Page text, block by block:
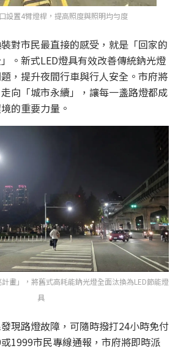
設置4臂燈桿，提高照度與照明均勻度
對市民最直接的感受，就是「回家的
。新式LED燈具有效改善傳統鈉光燈
，提升夜間行車與行人安全。市府將
向「城市永續」，讓每一盞路燈都成
的重要力量。
畫」，將舊式高耗能鈉光燈全面汰換為LED節能燈
具
現路燈故障，可隨時撥打24小時免付
1999市民專線通報，市府將即時派